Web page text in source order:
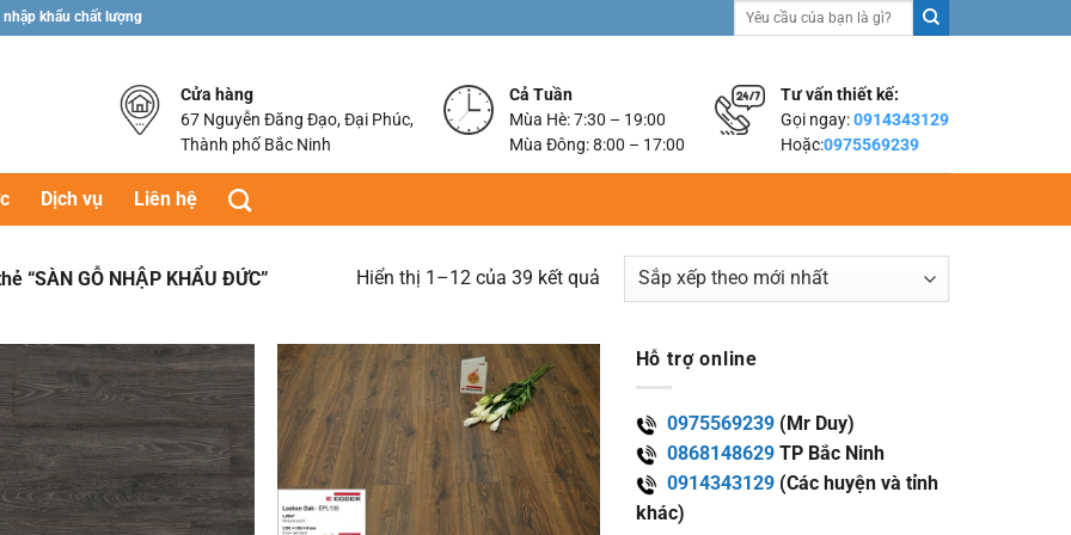
khẩu chất lượng
Tìm
Tư vấn thiết kế:
Gọi ngay:0914343129
Hoặc:0975569239
Cả Tuần
Mùa Hè: 7:30 – 19:00
Mùa Đông: 8:00 – 17:00
Cửa hàng
67 Nguyễn Đăng Đạo, Đại Phúc,
Thành phố Bắc Ninh
Dịch vụ Liên hệ
“SÀN GỖ NHẬP KHẨU ĐỨC” Hiển thị 1–12 của 39 kết quả
Hỗ trợ online
0975569239(Mr Duy)
0868148629TP Bắc Ninh
0914343129(Các huyện và tỉnh
khác)